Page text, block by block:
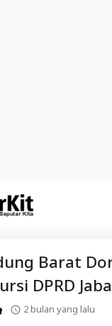
Barat
DPRD
2 bulan yang lalu